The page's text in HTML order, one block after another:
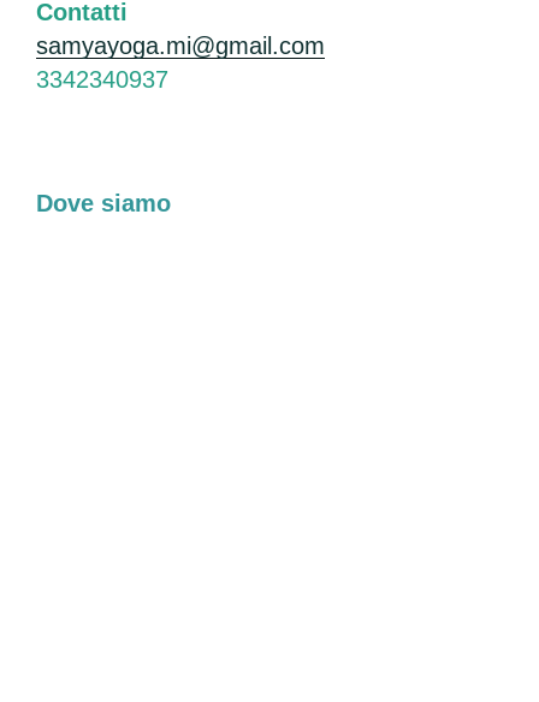
Contatti
samyayoga.mi@gmail.com
3342340937
Dove siamo